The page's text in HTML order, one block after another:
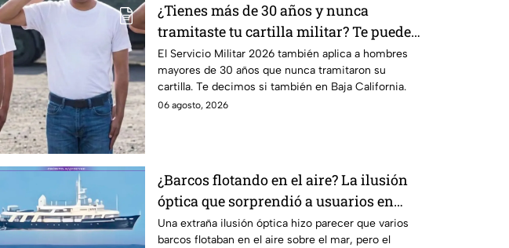
¿Tienes más de 30 años y nunca
tramitaste tu cartilla militar? Te pueden
llamar para hacer servicio en Baja
California
El Servicio Militar 2026 también aplica a hombres
mayores de 30 años que nunca tramitaron su
cartilla. Te decimos si también en Baja California.
06 agosto, 2026
¿Barcos flotando en el aire? La ilusión
óptica que sorprendió a usuarios en
redes sociales
Una extraña ilusión óptica hizo parecer que varios
barcos flotaban en el aire sobre el mar, pero el